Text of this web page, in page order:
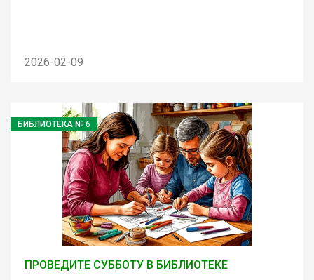
2026-02-09
БИБЛИОТЕКА № 6
ПРОВЕДИТЕ СУББОТУ В БИБЛИОТЕКЕ